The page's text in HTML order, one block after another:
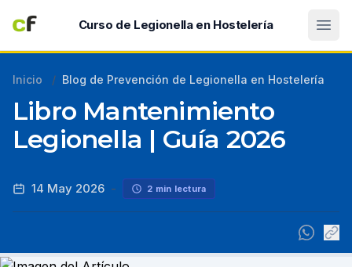
Curso de Legionella en Hostelería
Inicio / Blog de Prevención de Legionella en Hostelería
Libro Mantenimiento
Legionella | Guía 2026
14 May 2026 - 2 min lectura